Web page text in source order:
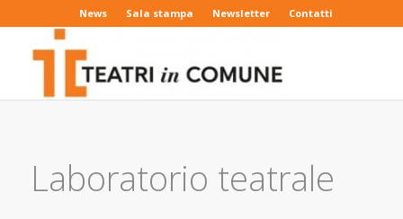
News Sala stampa Newsletter Contatti
Laboratorio teatrale